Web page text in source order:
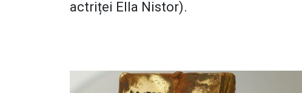
actriței Ella Nistor).